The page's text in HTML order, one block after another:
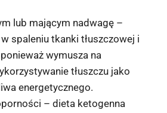
lub mającym nadwagę –
spaleniu tkanki tłuszczowej i
wymusza na
tłuszczu jako
energetycznego.
– dieta ketogenna